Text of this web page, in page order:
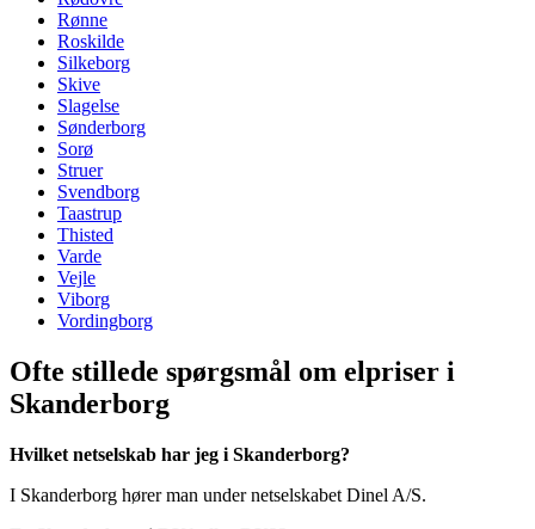
Rønne
Roskilde
Silkeborg
Skive
Slagelse
Sønderborg
Sorø
Struer
Svendborg
Taastrup
Thisted
Varde
Vejle
Viborg
Vordingborg
Ofte stillede spørgsmål om elpriser i
Skanderborg
Hvilket netselskab har jeg i Skanderborg?
I Skanderborg hører man under netselskabet Dinel A/S.